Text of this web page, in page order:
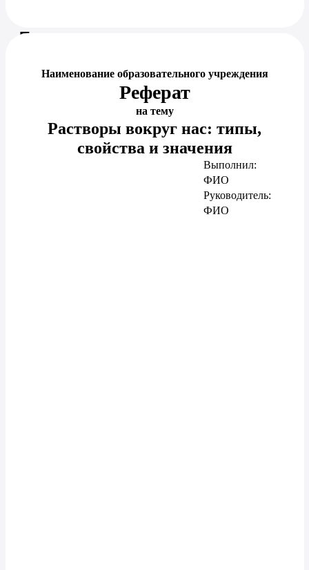
Предпросмотр документа
Наименование образовательного учреждения
Реферат
на тему
Растворы вокруг нас: типы,
свойства и значения
Выполнил:
ФИО
Руководитель:
ФИО